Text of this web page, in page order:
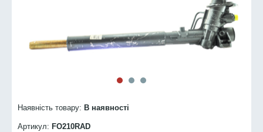
Наявність товару: В наявності
Артикул: FO210RAD